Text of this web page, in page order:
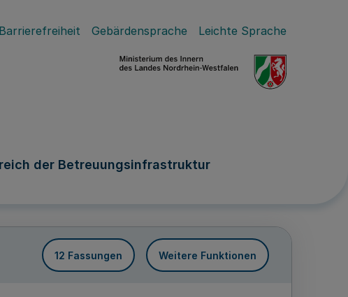
Barrierefreiheit Gebärdensprache Leichte Sprache
der Betreuungsinfrastruktur
12 Fassungen Weitere Funktionen